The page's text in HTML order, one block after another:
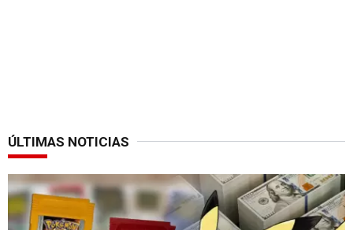
ÚLTIMAS NOTICIAS